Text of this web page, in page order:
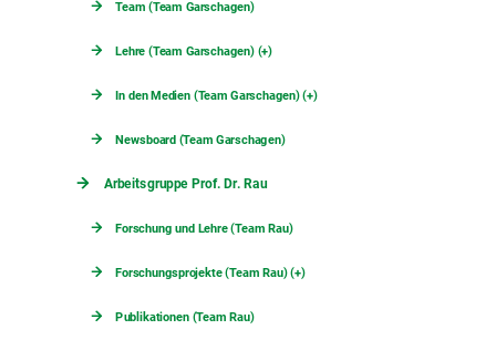
Team (Team Garschagen)
Lehre (Team Garschagen) (+)
In den Medien (Team Garschagen) (+)
Newsboard (Team Garschagen)
Arbeitsgruppe Prof. Dr. Rau
Forschung und Lehre (Team Rau)
Forschungsprojekte (Team Rau) (+)
Publikationen (Team Rau)